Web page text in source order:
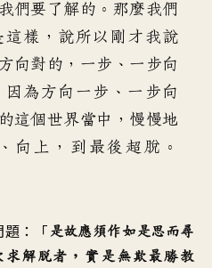
們要了解的 。 那麼我們
這樣 ， 說所以剛才我說
向對的 ， 一步、一步向
因為方向一步、一步向
這個世界當中，慢慢地
向上 ， 到最後超脫 。
題 ：「 是故應須作如是思而尋
求解脫者 ， 實是無欺最勝教